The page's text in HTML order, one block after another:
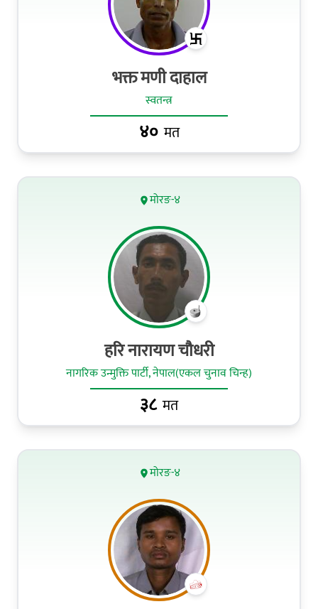
भक्त मणी दाहाल
स्वतन्त्र
४० मत
मोरङ-४
हरि नारायण चौधरी
नागरिक उन्मुक्ति पार्टी, नेपाल(एकल चुनाव चिन्ह)
३८ मत
मोरङ-४